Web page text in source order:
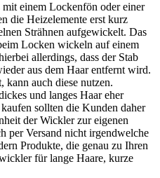
einem Lockenfön oder einer
die Heizelemente erst kurz
Strähnen aufgewickelt. Das
Locken wickeln auf einem
allerdings, dass der Stab
aus dem Haar entfernt wird.
auch diese nutzen.
und langes Haar eher
sollten die Kunden daher
der Wickler zur eigenen
per Versand nicht irgendwelche
Produkte, die genau zu Ihren
für lange Haare, kurze